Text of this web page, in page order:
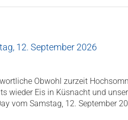
12. September 2026
Obwohl zurzeit
wieder Eis in Küsnacht und
vom Samstag, 12. September